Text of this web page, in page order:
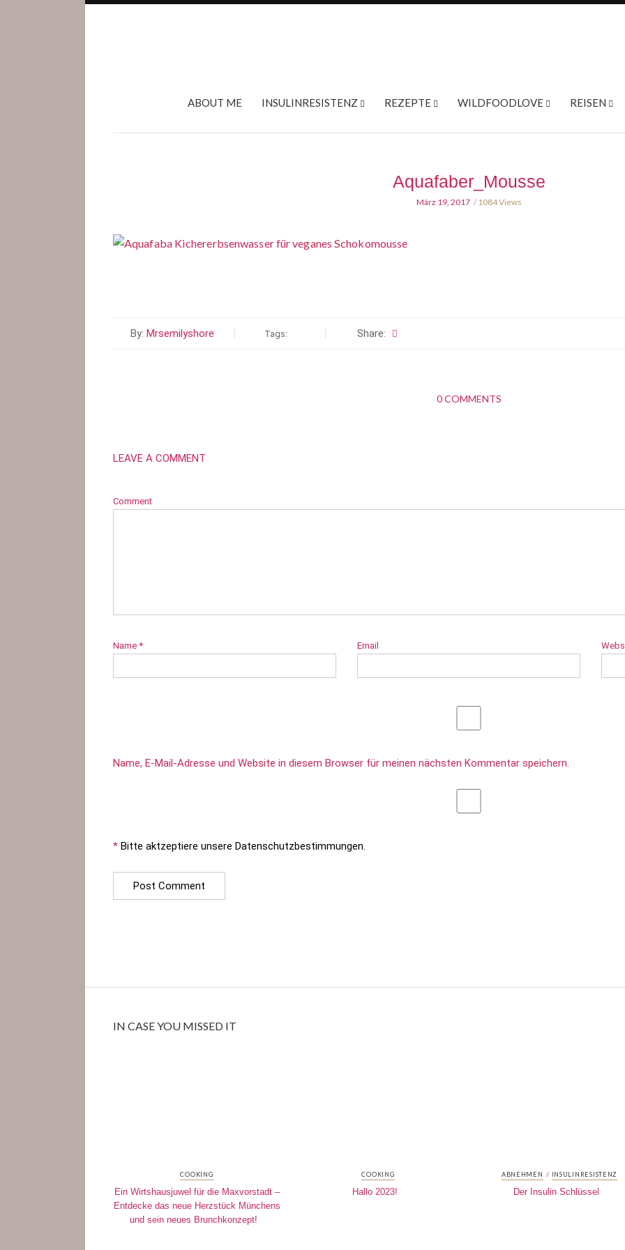
ABOUT ME INSULINRESISTENZ REZEPTE WILDFOODLOVE REISEN
Aquafaber_Mousse
März 19, 2017 1084 Views
By: Mrsemilyshore Tags: Share:
0 COMMENTS
LEAVE A COMMENT
Comment
Name * Email
Name, E-Mail-Adresse und Website in diesem Browser für meinen nächsten Kommentar speichern.
* Bitte aktzeptiere unsere Datenschutzbestimmungen.
IN CASE YOU MISSED IT
COOKING
Ein Wirtshausjuwel für die Maxvorstadt –
Entdecke das neue Herzstück Münchens
und sein neues Brunchkonzept!
COOKING
Hallo 2023!
ABNEHMEN / INSULINRESISTENZ
Der Insulin Schlüssel